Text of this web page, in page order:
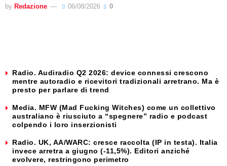
by Redazione 06/08/2026 0
Radio. Audiradio Q2 2026: device connessi crescono
mentre autoradio e ricevitori tradizionali arretrano. Ma è
presto per parlare di trend
Media. MFW (Mad Fucking Witches) come un collettivo
australiano è riusciuto a “spegnere” radio e podcast
colpendo i loro inserzionisti
Radio. UK, AA/WARC: cresce raccolta (IP in testa). Italia
invece arretra a giugno (-11,5%). Editori anziché
evolvere, restringono perimetro